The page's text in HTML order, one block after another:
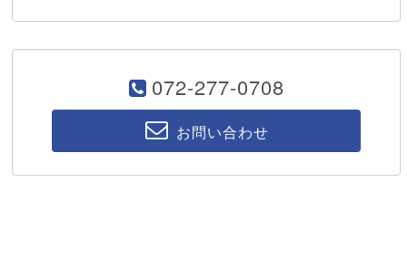
072-277-0708
お問い合わせ